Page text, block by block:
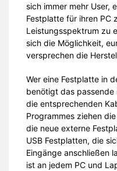
sich immer mehr User,
Festplatte für ihren PC
Leistungsspektrum zu
sich die Möglichkeit,
versprechen die
Wer eine Festplatte in
benötigt das
die entsprechenden
Programmes ziehen
die neue externe
USB Festplatten, die
Eingänge anschließen
ist an jedem PC und